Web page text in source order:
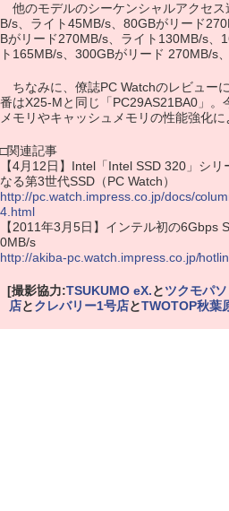
他のモデルのシーケンシャルアクセ
B/s、ライト45MB/s、80GBがリード
Bがリード270MB/s、ライト130MB/s、
ト165MB/s、300GBがリード 270MB/s
ちなみに、僚誌PC Watchのレビュー
番はX25-Mと同じ「PC29AS21BA0」。
メモリやキャッシュメモリの性能強化に
□関連記事
【4月12日】Intel「Intel SSD 320」シ
なる第3世代SSD（PC Watch）
http://pc.watch.impress.co.jp/docs/
4.html
【2011年3月5日】インテル初の6Gbps
0MB/s
http://akiba-pc.watch.impress.co.jp/
[撮影協力:TSUKUMO eX.とツクモパ
店とクレバリー1号店とTWOTOP秋葉